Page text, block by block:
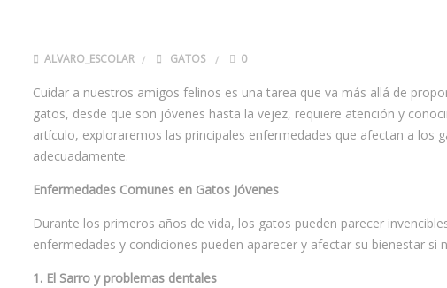
ALVARO_ESCOLAR GATOS 0
Cuidar a nuestros amigos felinos es una tarea que va más allá de
gatos, desde que son jóvenes hasta la vejez, requiere atención y
artículo, exploraremos las principales enfermedades que afectan a
adecuadamente.
Enfermedades Comunes en Gatos Jóvenes
Durante los primeros años de vida, los gatos pueden parecer
enfermedades y condiciones pueden aparecer y afectar su bienestar si
1. El Sarro y problemas dentales